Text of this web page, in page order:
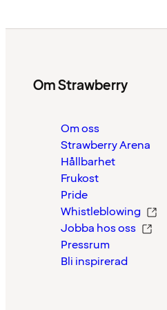
Om Strawberry
Om oss
Strawberry Arena
Hållbarhet
Frukost
Pride
Whistleblowing
Jobba hos oss
Pressrum
Bli inspirerad